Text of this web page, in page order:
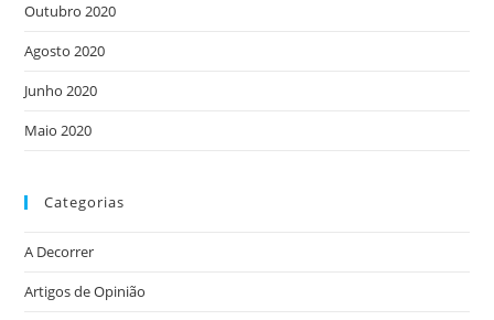
Outubro 2020
Agosto 2020
Junho 2020
Maio 2020
Categorias
A Decorrer
Artigos de Opinião